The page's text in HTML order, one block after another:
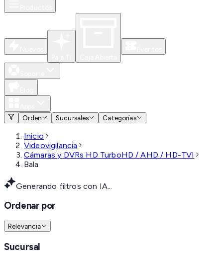
Orden
Sucursales Categorías
Inicio
Videovigilancia
Cámaras y DVRs HD TurboHD / AHD / HD-TVI
Bala
Generando filtros con IA...
Ordenar por
Relevancia
Sucursal